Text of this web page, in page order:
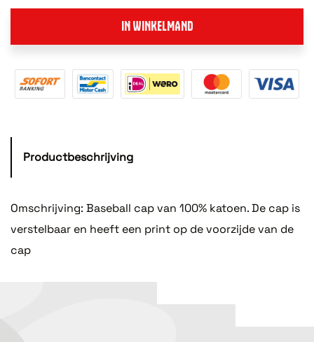
IN WINKELMAND
Productbeschrijving
Omschrijving: Baseball cap van 100% katoen. De cap is
verstelbaar en heeft een print op de voorzijde van de
cap